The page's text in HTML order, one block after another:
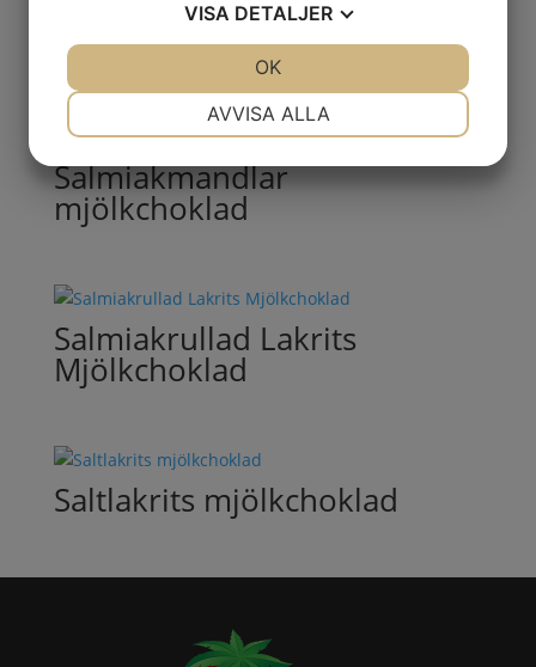
Lakritsstubbar sötlakrits
Salmiakmandlar
mjölkchoklad
Salmiakrullad Lakrits
Mjölkchoklad
Saltlakrits mjölkchoklad
VISA DETALJER
MARKNADSFÖRING
AVVISA ALLA
OK